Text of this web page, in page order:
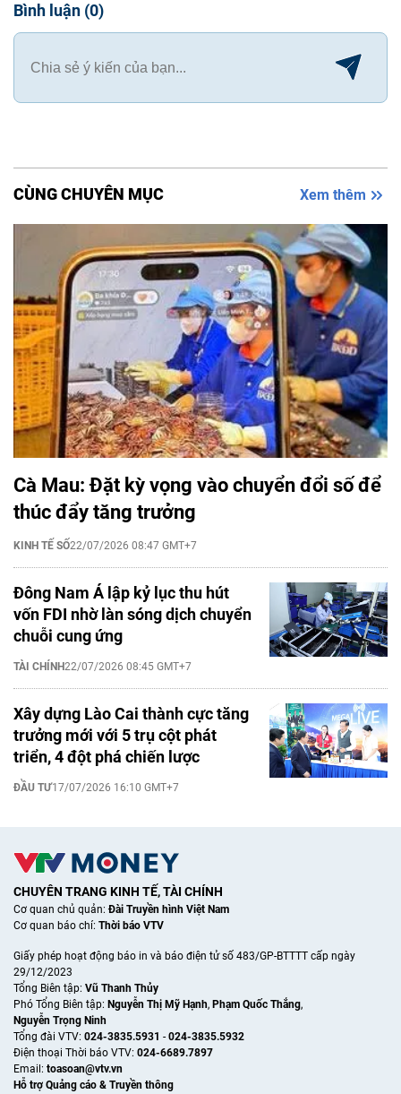
Bình luận (0)
CÙNG CHUYÊN MỤC Xem thêm
Cà Mau: Đặt kỳ vọng vào chuyển đổi số để
thúc đẩy tăng trưởng
KINH TẾ SỐ22/07/2026 08:47 GMT+7
Đông Nam Á lập kỷ lục thu hút
vốn FDI nhờ làn sóng dịch chuyển
chuỗi cung ứng
TÀI CHÍNH22/07/2026 08:45 GMT+7
Xây dựng Lào Cai thành cực tăng
trưởng mới với 5 trụ cột phát
triển, 4 đột phá chiến lược
ĐẦU TƯ17/07/2026 16:10 GMT+7
CHUYÊN TRANG KINH TẾ, TÀI CHÍNH
Cơ quan chủ quản:Đài Truyền hình Việt Nam
Cơ quan báo chí: Thời báo VTV
Giấy phép hoạt động báo in và báo điện tử số 483/GP-BTTTT cấp ngày
29/12/2023
Tổng Biên tập: Vũ Thanh Thủy
Phó Tổng Biên tập: Nguyễn Thị Mỹ Hạnh, Phạm Quốc Thắng,
Nguyễn Trọng Ninh
Tổng đài VTV: 024-3835.5931 - 024-3835.5932
Ðiện thoại Thời báo VTV: 024-6689.7897
Email: toasoan@vtv.vn
Hỗ trợ Quảng cáo & Truyền thông